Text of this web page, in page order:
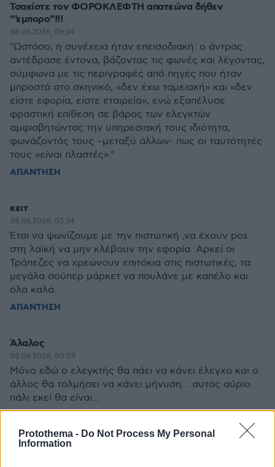
Protothema - Do Not Process My Personal
Information
Τσακίστε τον ΦΟΡΟΚΛΕΦΤΗ απατεώνα δήθεν
"'εμπορο"!!!
08.06.2026, 06:24
"Ωστόσο, η συνέχεια ήταν επεισοδιακή: ο άντρας
αντέδρασε έντονα, βάζοντας τις φωνές και λέγοντας,
σύμφωνα με τις περιγραφές από πηγές που ήταν
μπροστά στο σκηνικό, «δεν έχω ταμειακή» και «δεν
είστε εφορία, είστε εταιρεία», ενώ εξαπέλυσε
φραστική επίθεση σε βάρος των ελεγκτών
αμφισβητώντας την υπηρεσιακή τους ιδιότητα,
φωνάζοντάς τους –μεταξύ άλλων- πως οι ταυτότητές
τους «είναι πλαστές»."
ΑΠΑΝΤΗΣΗ
κειτ
08.06.2026, 05:34
Έτσι να ψωνίζουμε με την πιστωτική ,να έχουν pos
στη λαϊκή να μην κλέβουν την εφορία. Αρκεί οι
Τράπεζες να χρεώνουν επιτόκια στις πιστωτικές, τα
μεγάλα σούπερ μάρκετ να πουλάνε με καπέλο και
όλα καλά.
ΑΠΑΝΤΗΣΗ
Άλαλος
08.06.2026, 00:09
Μόνο εδώ ο ελεγκτής θα πάει να κάνει έλεγχο και ο
άλλος θα τολμήσει να κάνει μήνυση... αυτός αύριο
πάλι εκεί θα είναι...